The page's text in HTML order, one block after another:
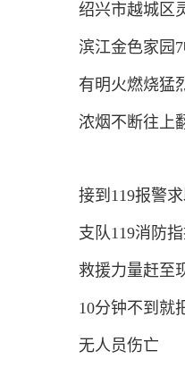
绍兴市越城区
滨江金色家园
有明火燃烧猛
浓烟不断往上
接到119报警
支队119消防
救援力量赶至
10分钟不到就
无人员伤亡